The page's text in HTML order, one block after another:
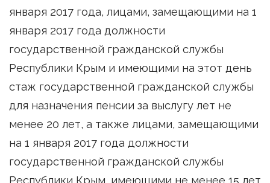
января 2017 года, лицами, замещающими на 1
января 2017 года должности
государственной гражданской службы
Республики Крым и имеющими на этот день
стаж государственной гражданской службы
для назначения пенсии за выслугу лет не
менее 20 лет, а также лицами, замещающими
на 1 января 2017 года должности
государственной гражданской службы
Республики Крым, имеющими не менее 15 лет